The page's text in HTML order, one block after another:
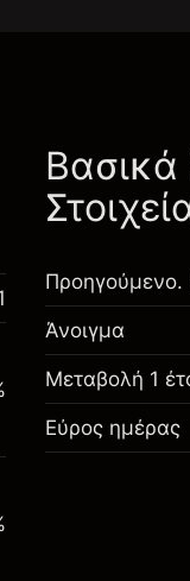
Βασικά
Προηγούμενο.
Άνοιγμα
Μεταβολή 1
Εύρος ημέρας